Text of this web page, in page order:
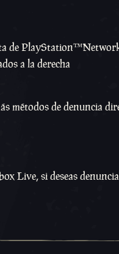
de
a la derecha
métodos de denuncia
Live, si deseas